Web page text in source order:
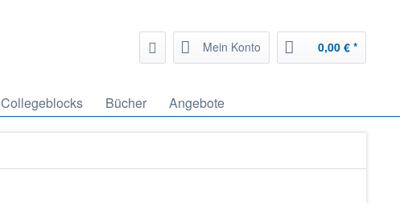
Mein Konto 0,00 € *
Collegeblocks Bücher Angebote